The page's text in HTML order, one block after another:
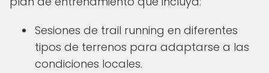
Sesiones de trail running en diferentes
tipos de terrenos para adaptarse a las
condiciones locales.